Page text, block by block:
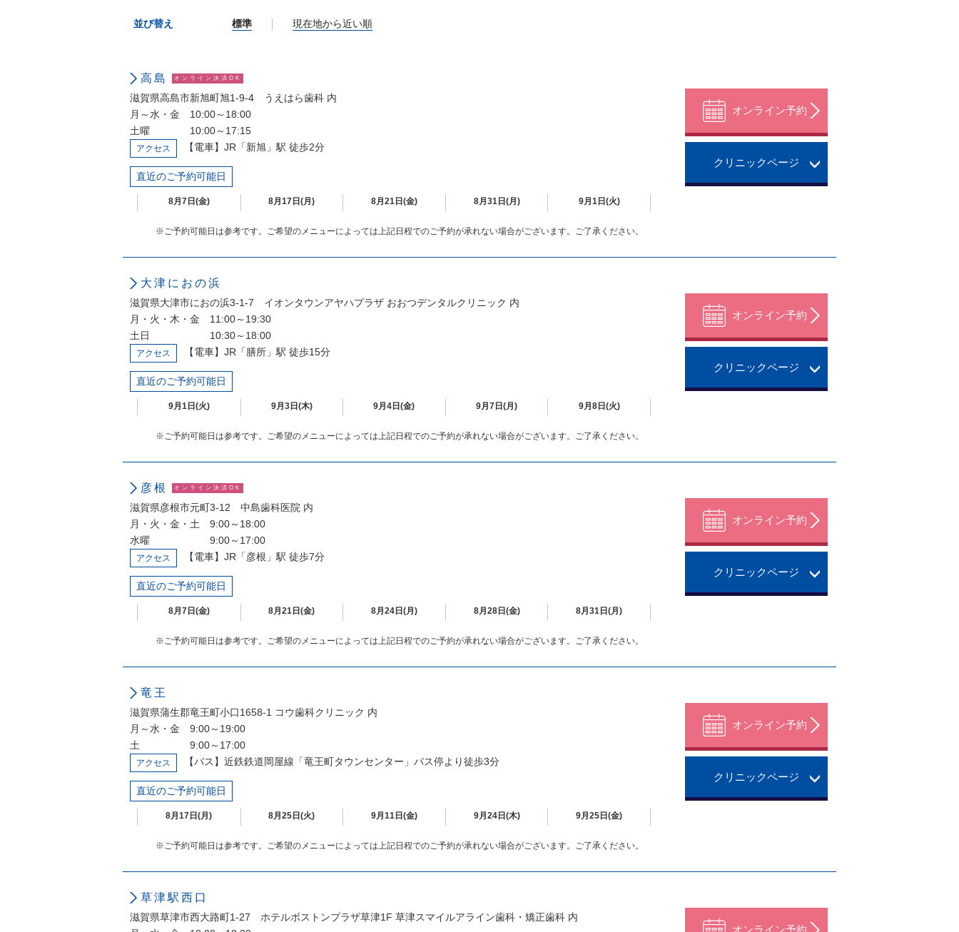
並び替え 標準 現在地から近い順
高島 オンライン決済OK
滋賀県高島市新旭町旭1-9-4 うえはら歯科 内
月～水・金 10:00～18:00
土曜 10:00～17:15
アクセス 【電車】JR「新旭」駅 徒歩2分
直近のご予約可能日
8月7日(金) 8月17日(月) 8月21日(金) 8月31日(月) 9月1日(火)
※ご予約可能日は参考です。ご希望のメニューによっては上記日程でのご予約が承れない場合がございます。ご了承ください。
オンライン予約
クリニックページ
大津におの浜
滋賀県大津市におの浜3-1-7 イオンタウンアヤハプラザ おおつデンタルクリニック 内
月・火・木・金 11:00～19:30
土日 10:30～18:00
アクセス 【電車】JR「膳所」駅 徒歩15分
直近のご予約可能日
9月1日(火) 9月3日(木) 9月4日(金) 9月7日(月) 9月8日(火)
※ご予約可能日は参考です。ご希望のメニューによっては上記日程でのご予約が承れない場合がございます。ご了承ください。
オンライン予約
クリニックページ
彦根 オンライン決済OK
滋賀県彦根市元町3-12 中島歯科医院 内
月・火・金・土 9:00～18:00
水曜 9:00～17:00
アクセス 【電車】JR「彦根」駅 徒歩7分
直近のご予約可能日
8月7日(金) 8月21日(金) 8月24日(月) 8月28日(金) 8月31日(月)
※ご予約可能日は参考です。ご希望のメニューによっては上記日程でのご予約が承れない場合がございます。ご了承ください。
オンライン予約
クリニックページ
竜王
滋賀県蒲生郡竜王町小口1658-1 コウ歯科クリニック 内
月～水・金 9:00～19:00
土 9:00～17:00
アクセス 【バス】近鉄鉄道岡屋線「竜王町タウンセンター」バス停より徒歩3分
直近のご予約可能日
8月17日(月) 8月25日(火) 9月11日(金) 9月24日(木) 9月25日(金)
※ご予約可能日は参考です。ご希望のメニューによっては上記日程でのご予約が承れない場合がございます。ご了承ください。
オンライン予約
クリニックページ
草津駅西口
滋賀県草津市西大路町1-27 ホテルボストンプラザ草津1F 草津スマイルアライン歯科・矯正歯科 内
オンライン予約